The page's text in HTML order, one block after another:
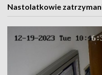
Nastolatkowie